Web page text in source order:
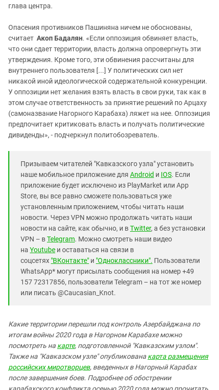
глава центра.
Опасения противников Пашиняна ничем не обоснованы,
считает Акоп Бадалян. «Если оппозиция обвиняет власть,
что они сдает территории, власть должна опровергнуть эти
утверждения. Кроме того, эти обвинения рассчитаны для
внутреннего пользователя [...] У политических сил нет
никакой иной идеологической содержательной конкуренции.
У оппозиции нет желания взять власть в свои руки, так как в
этом случае ответственность за принятие решений по Арцаху
(самоназвание Нагорного Карабаха) ляжет на нее. Оппозиция
предпочитает критиковать власть и получать политические
дивиденды», - подчеркнул политобозреватель.
Призываем читателей "Кавказского узла" установить
наше мобильное приложение для Android и IOS. Если
приложение будет исключено из PlayMarket или App
Store, вы все равно сможете пользоваться уже
установленным приложением, чтобы читать наши
новости. Через VPN можно продолжать читать наши
новости на сайте, как обычно, и вTwitter, а без установки
VPN – вTelegram. Можно смотреть наши видео
на Youtube и оставаться на связи в
соцсетях "ВКонтакте" и "Одноклассники". Пользователи
WhatsApp* могут присылать сообщения на номер +49
157 72317856, пользователи Telegram – на тот же номер
или писать @Caucasian_Knot.
Какие территории перешли под контроль Азербайджана по
итогам войны 2020 года в Нагорном Карабахе можно
посмотреть на карте, подготовленной "Кавказским узлом".
Также на "Кавказском узле" опубликована карта размещения
российских миротворцев, введенных в Нагорный Карабах
после завершения боев. Подробнее об обострении